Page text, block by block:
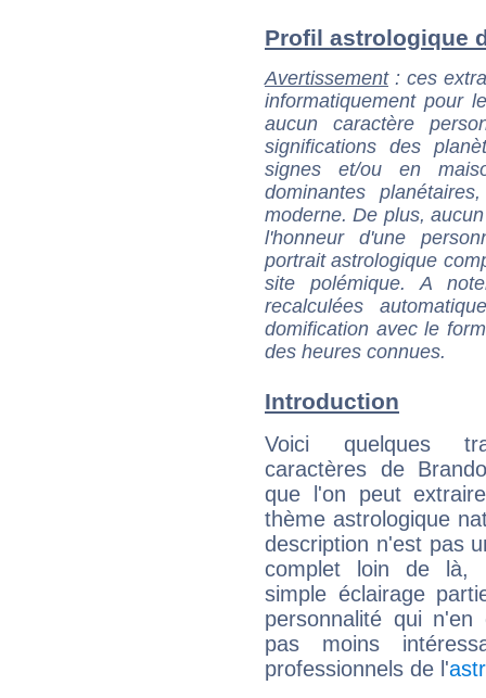
Profil astrologique
Avertissement: ces
informatiquement pour
aucun caractère
significations des
signes et/ou en
dominantes
moderne. De plus,
l'honneur d'une
portrait astrologique
site polémique. A
recalculées
domification avec le
des heures connues.
Introduction
Voici quelques
caractères de
que l'on peut
thème astrologique
description n'est pas
complet loin de là,
simple éclairage
personnalité qui n'en
pas moins
professionnels de l'